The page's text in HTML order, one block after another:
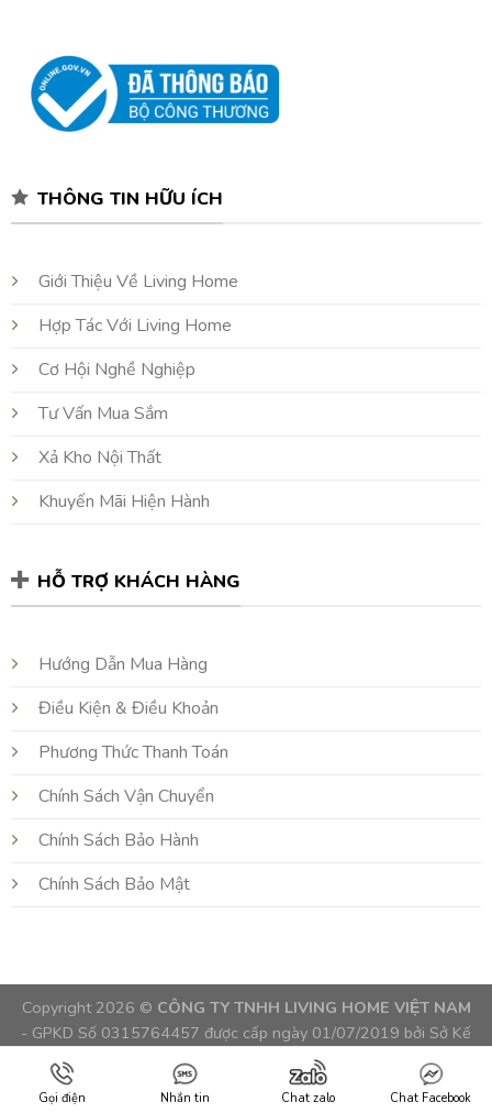
THÔNG TIN HỮU ÍCH
Giới Thiệu Về Living Home
Hợp Tác Với Living Home
Cơ Hội Nghề Nghiệp
Tư Vấn Mua Sắm
Xả Kho Nội Thất
Khuyến Mãi Hiện Hành
HỖ TRỢ KHÁCH HÀNG
Hướng Dẫn Mua Hàng
Điều Kiện & Điều Khoản
Phương Thức Thanh Toán
Chính Sách Vận Chuyển
Chính Sách Bảo Hành
Chính Sách Bảo Mật
Copyright 2026 © CÔNG TY TNHH LIVING HOME VIỆT NAM
- GPKD Số 0315764457 được cấp ngày 01/07/2019 bởi Sở Kế
Hoạch và Đầu Tư TPHCM, Việt Nam
Gọi điện Nhắn tin Chat zalo Chat Facebook
//ZALO QRCODE